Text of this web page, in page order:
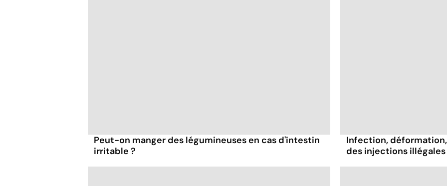
Peut-on manger des légumineuses en cas d'intestin
irritable ?
Infection,
des injections illégales